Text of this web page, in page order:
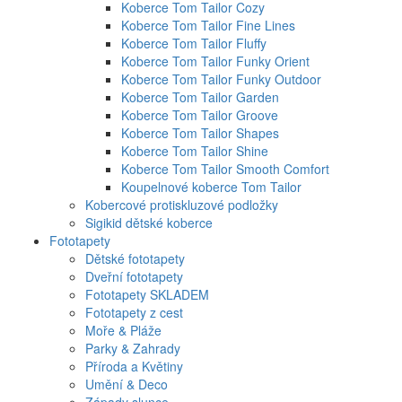
Koberce Tom Tailor Cozy
Koberce Tom Tailor Fine Lines
Koberce Tom Tailor Fluffy
Koberce Tom Tailor Funky Orient
Koberce Tom Tailor Funky Outdoor
Koberce Tom Tailor Garden
Koberce Tom Tailor Groove
Koberce Tom Tailor Shapes
Koberce Tom Tailor Shine
Koberce Tom Tailor Smooth Comfort
Koupelnové koberce Tom Tailor
Kobercové protiskluzové podložky
Sigikid dětské koberce
Fototapety
Dětské fototapety
Dveřní fototapety
Fototapety SKLADEM
Fototapety z cest
Moře & Pláže
Parky & Zahrady
Příroda a Květiny
Umění & Deco